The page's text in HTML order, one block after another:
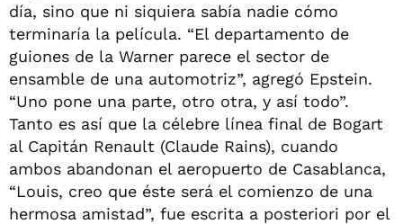
día, sino que ni siquiera sabía nadie cómo
terminaría la película. “El departamento de
guiones de la Warner parece el sector de
ensamble de una automotriz”, agregó Epstein.
“Uno pone una parte, otro otra, y así todo”.
Tanto es así que la célebre línea final de Bogart
al Capitán Renault (Claude Rains), cuando
ambos abandonan el aeropuerto de Casablanca,
“Louis, creo que éste será el comienzo de una
hermosa amistad”, fue escrita a posteriori por el